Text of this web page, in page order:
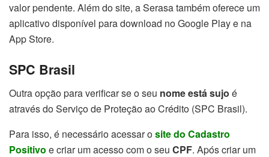
valor pendente. Além do site, a Serasa também oferece um
aplicativo disponível para download no Google Play e na
App Store.
SPC Brasil
Outra opção para verificar se o seu nome está sujo é
através do Serviço de Proteção ao Crédito (SPC Brasil).
Para isso, é necessário acessar osite do Cadastro
Positivo e criar um acesso com o seu CPF. Após criar um